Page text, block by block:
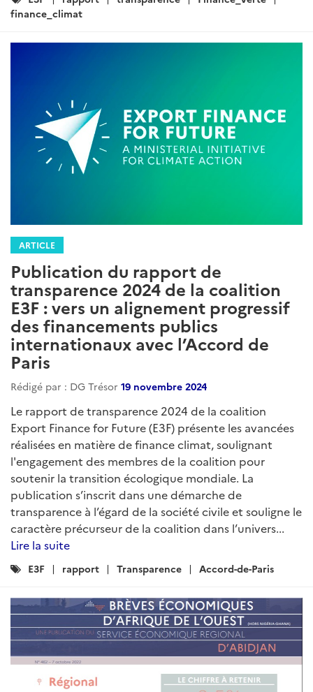
:
finance_climat
ARTICLE
Publication du rapport de
transparence 2024 de la coalition
E3F : vers un alignement progressif
des financements publics
internationaux avec l’Accord de
Paris
Rédigé par : DG Trésor 19 novembre 2024
Le rapport de transparence 2024 de la coalition
Export Finance for Future (E3F) présente les avancées
réalisées en matière de finance climat, soulignant
l'engagement des membres de la coalition pour
soutenir la transition écologique mondiale. La
publication s’inscrit dans une démarche de
transparence à l’égard de la société civile et souligne le
caractère précurseur de la coalition dans l’univers...
Lire la suite
Catégories
E3F rapport Transparence Accord-de-Paris